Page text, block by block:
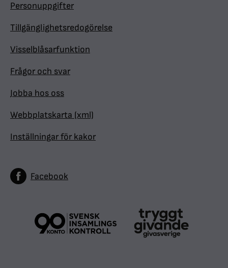
Personuppgifter
Tillgänglighetsredogörelse
Visselblåsarfunktion
Frågor och svar
Jobba hos oss
Webbplatskarta (xml)
Inställningar för kakor
Facebook